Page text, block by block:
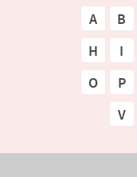
A B
H
I
O
P
V